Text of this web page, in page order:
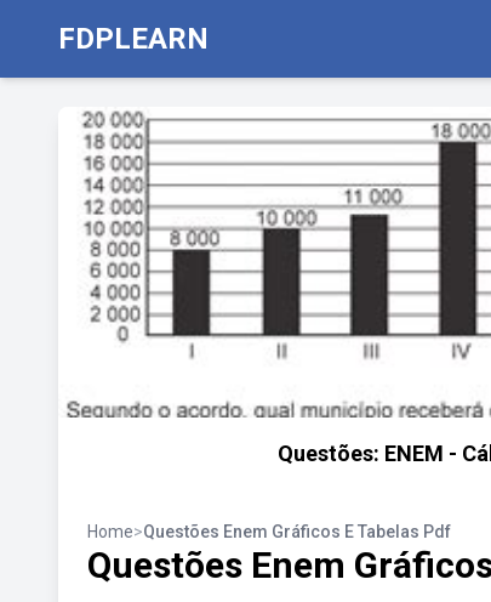
FDPLEARN
Questões: ENEM -
Home>Questões Enem Gráficos E Tabelas Pdf
Questões Enem